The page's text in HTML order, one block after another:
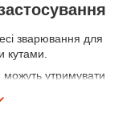
зварювання для
кутами.
можуть утримувати
руки і можете